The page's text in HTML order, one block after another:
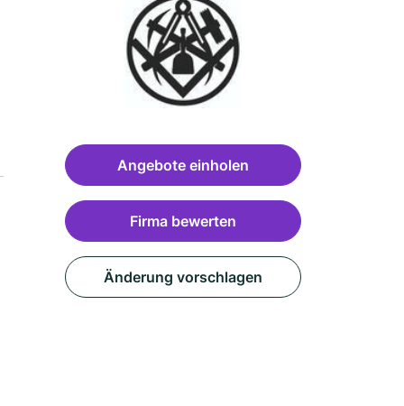
Angebote einholen
Firma bewerten
Änderung vorschlagen